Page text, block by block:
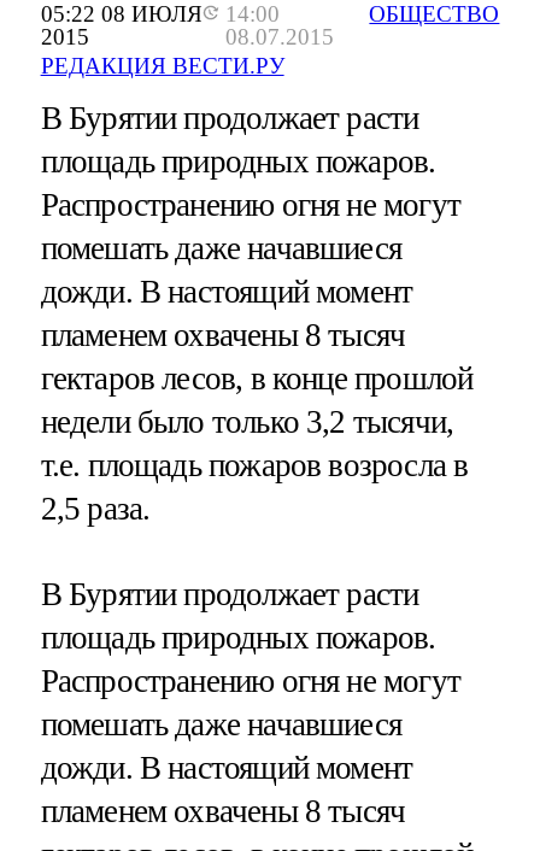
05:22 08 ИЮЛЯ
2015
14:00
08.07.2015
РЕДАКЦИЯ ВЕСТИ.РУ
ОБЩЕСТВО
В Бурятии продолжает расти
площадь природных пожаров.
Распространению огня не могут
помешать даже начавшиеся
дожди. В настоящий момент
пламенем охвачены 8 тысяч
гектаров лесов, в конце прошлой
недели было только 3,2 тысячи,
т.е. площадь пожаров возросла в
2,5 раза.
В Бурятии продолжает расти
площадь природных пожаров.
Распространению огня не могут
помешать даже начавшиеся
дожди. В настоящий момент
пламенем охвачены 8 тысяч